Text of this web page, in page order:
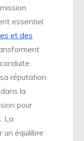
essentiel
et des
réputation
la
pour
La
un équilibre